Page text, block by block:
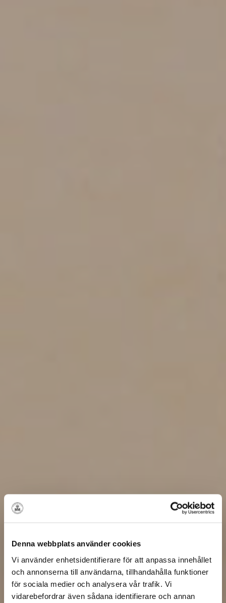
Denna webbplats använder cookies
Vi använder enhetsidentifierare för att anpassa innehållet
och annonserna till användarna, tillhandahålla funktioner
för sociala medier och analysera vår trafik. Vi
vidarebefordrar även sådana identifierare och annan